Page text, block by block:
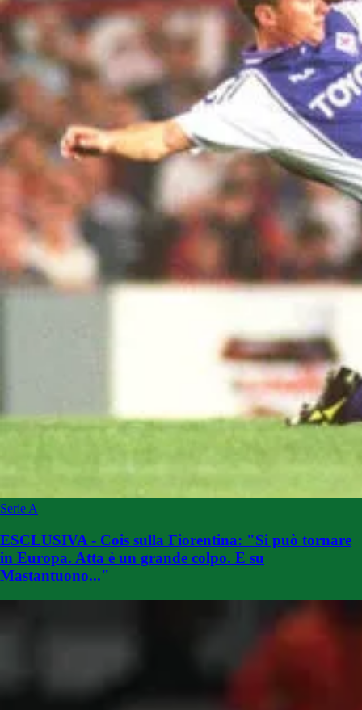
Serie A
ESCLUSIVA - Cois sulla Fiorentina: "Si può tornare
in Europa. Atta è un grande colpo. E su
Mastantuono..."